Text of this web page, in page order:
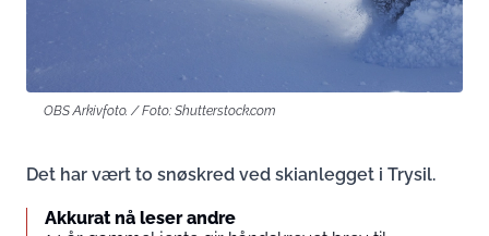
OBS Arkivfoto. / Foto: Shutterstock.com
Det har vært to snøskred ved skianlegget i Trysil.
Akkurat nå leser andre